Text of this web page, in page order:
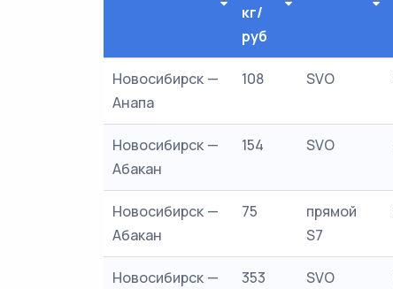
кг/
руб
Новосибирск —
Анапа
108 SVO
Новосибирск —
Абакан
154 SVO
Новосибирск —
Абакан
75
прямой
S7
Новосибирск —
353 SVO